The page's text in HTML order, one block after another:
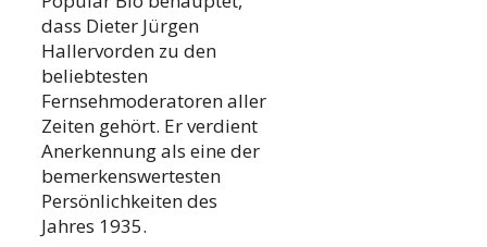
dass Dieter Jürgen
Hallervorden zu den
beliebtesten
Fernsehmoderatoren aller
Zeiten gehört. Er verdient
Anerkennung als eine der
bemerkenswertesten
Persönlichkeiten des
Jahres 1935.